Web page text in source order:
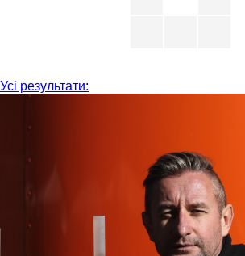
Усі результати: